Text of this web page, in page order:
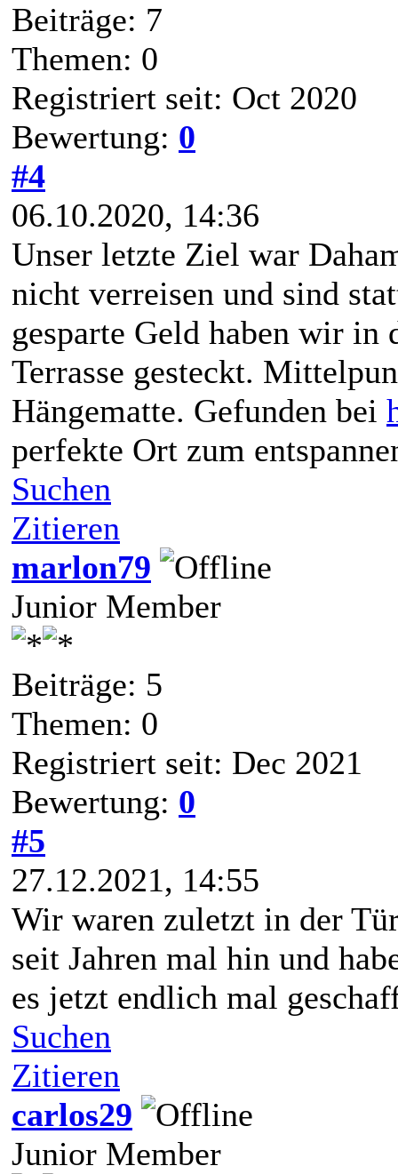
Beiträge: 7
Themen: 0
Registriert seit: Oct 2020
Bewertung: 0
#4
06.10.2020, 14:36
Unser letzte Ziel war
nicht verreisen und sind
gesparte Geld haben wir in
Terrasse gesteckt.
Hängematte. Gefunden bei
perfekte Ort zum
Suchen
Zitieren
marlon79
Junior Member
Beiträge: 5
Themen: 0
Registriert seit: Dec 2021
Bewertung: 0
#5
27.12.2021, 14:55
Wir waren zuletzt in der
seit Jahren mal hin und
es jetzt endlich mal
Suchen
Zitieren
carlos29
Junior Member